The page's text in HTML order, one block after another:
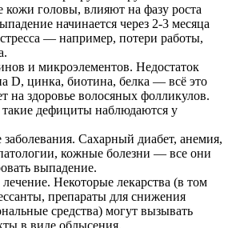
кожи головы, влияют на фазу роста
начинается через 2-3 месяца
— например, потери работы,
и микроэлементов. Недостаток
D, цинка, биотина, белка — всё это
на здоровье волосяных фолликулов.
дефициты наблюдаются у
Сахарный диабет, анемия,
кожные болезни — все они
выпадение.
Некоторые лекарства (в том
препараты для снижения
средства) могут вызывать
в виде облысения.